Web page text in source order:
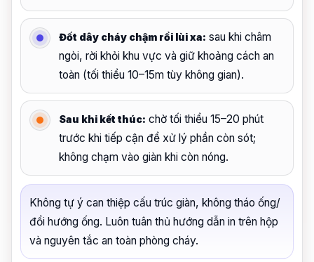
Đốt dây cháy chậm rồi lùi xa: sau khi châm
ngòi, rời khỏi khu vực và giữ khoảng cách an
toàn (tối thiểu 10–15m tùy không gian).
Sau khi kết thúc: chờ tối thiểu 15–20 phút
trước khi tiếp cận để xử lý phần còn sót;
không chạm vào giàn khi còn nóng.
Không tự ý can thiệp cấu trúc giàn, không tháo ống/
đổi hướng ống. Luôn tuân thủ hướng dẫn in trên hộp
và nguyên tắc an toàn phòng cháy.